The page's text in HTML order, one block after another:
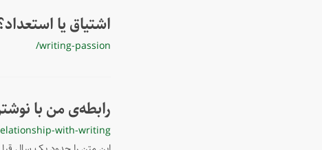
اشتیاق یا
/writing-passion
رابطه‌‌ی من با
with-writing